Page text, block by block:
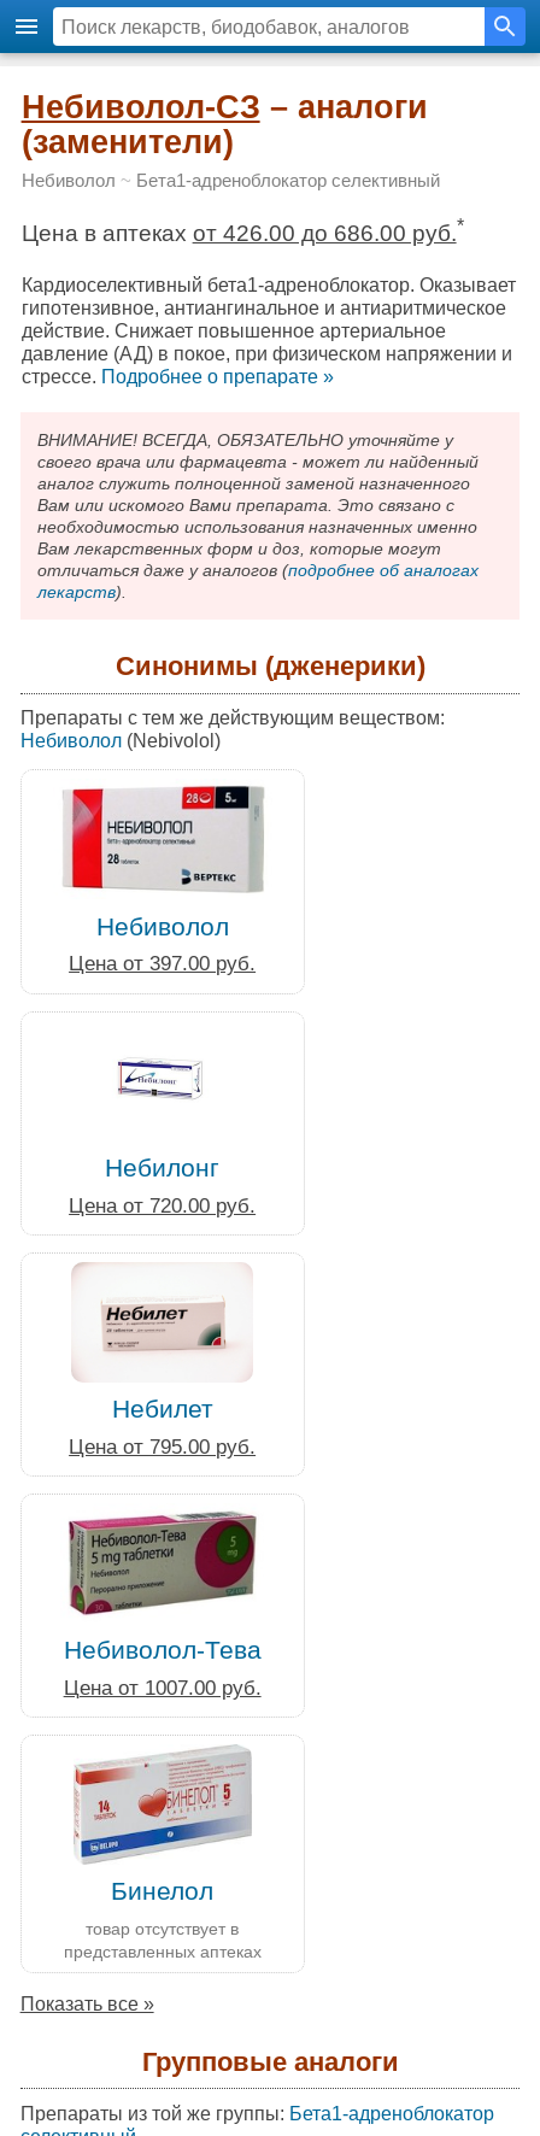
Небиволол-СЗ – аналоги
(заменители)
Небиволол ~ Бета1-адреноблокатор селективный
Цена в аптеках от 426.00 до 686.00 руб.*
Кардиоселективный бета1-адреноблокатор. Оказывает
гипотензивное, антиангинальное и антиаритмическое
действие. Снижает повышенное артериальное
давление (АД) в покое, при физическом напряжении и
стрессе. Подробнee о препарате »
ВНИМАНИЕ! ВСЕГДА, ОБЯЗАТЕЛЬНО уточняйте у
своего врача или фармацевта - может ли найденный
аналог служить полноценной заменой назначенного
Вам или искомого Вами препарата. Это связано с
необходимостью использования назначенных именно
Вам лекарственных форм и доз, которые могут
отличаться даже у аналогов (подробнее об аналогах
лекарств).
Синонимы (дженерики)
Препараты с тем же действующим веществом:
Небиволол(Nebivolol)
Небиволол
Цена от 397.00 руб.
Небилонг
Цена от 720.00 руб.
Небилет
Цена от 795.00 руб.
Небиволол-Тева
Цена от 1007.00 руб.
Бинелол
товар отсутствует в
представленных аптеках
Показать все »
Групповые аналоги
Препараты из той же группы: Бета1-адреноблокатор